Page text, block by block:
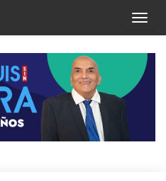
T
g
n